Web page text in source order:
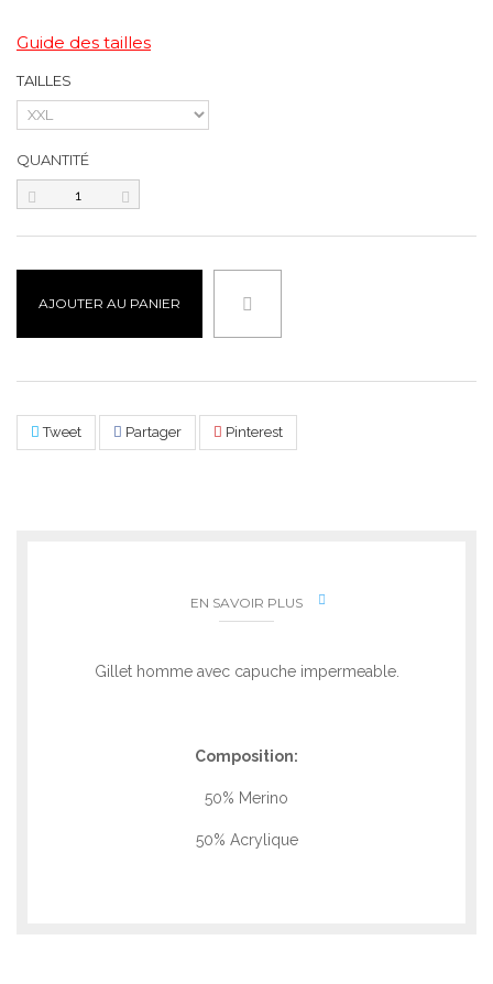
Guide des tailles
TAILLES
QUANTITÉ
AJOUTER AU PANIER
Tweet Partager Pinterest
EN SAVOIR PLUS
Gillet homme avec capuche impermeable.
Composition:
50% Merino
50% Acrylique